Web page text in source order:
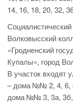
14, 16, 18, 20, 32,
Волковысский
«Гродненский
Купалы», город
В участок входят
– дома №№ 2, 4, 6,
дома №№ 3, 3а, 3б,